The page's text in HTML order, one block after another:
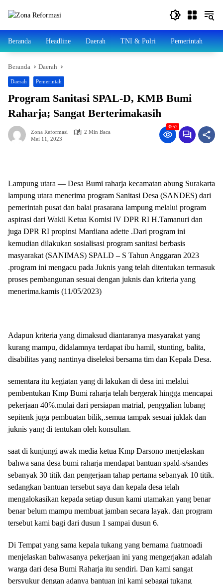
Beranda Headline Daerah TNI & Polri Pemerintah
Beranda Daerah
Daerah Pemerintah
Program Sanitasi SPAL-D, KMB Bumi
Raharja; Sangat Berterimakasih
Zona Reformasi
2 Min Baca
Mei 11, 2023
3952
Lampung utara — Desa Bumi raharja kecamatan abung Surakarta
lampung utara menerima program Sanitasi Desa (SANDES) dari
pemerintah pusat dan balai prasarana lampung melalui program
aspirasi dari Wakil Ketua Komisi lV DPR RI H.Tamanuri dan
juga DPR RI propinsi Mardiana adette .Dari program ini
kemudian dilakukan sosialisasi program sanitasi berbasis
masyarakat (SANIMAS) SPALD – S Tahun Anggaran 2023
.program ini mengacu pada Juknis yang telah ditentukan termasuk
proses pembangunan sesuai dengan juknis dan kriteria yang
menerima.kamis (11/05/2023)
Adapun kriteria yang dimaksud diantaranya masyarakat yang
kurang mampu, didalamnya terdapat ibu hamil, stunting, balita,
disabilitas yang nantinya diseleksi bersama tim dan Kepala Desa.
sementara itu kegiatan yang di lakukan di desa ini melalui
pembentukan Kmp Bumi raharja telah bergerak hingga mencapai
pekerjaan 40℅.mulai dari persiapan matrial, penggalian lubang
sepitenk juga pembuatan bilik,.semua tampak sesuai juklak dan
juknis yang di tentukan oleh konsultan.
saat di kunjungi awak media ketua Kmp Darsono menjelaskan
bahwa sana desa bumi raharja mendapat bantuan spald-s/sandes
sebanyak 30 titik dan pengerjaan tahap pertama sebanyak 10 titik.
sedangkan bantuan tersebut saya dan kepala desa telah
mengalokasikan kepada setiap dusun kami utamakan yang benar
benar belum mampu membuat jamban secara layak. dan program
tersebut kami bagi dari dusun 1 sampai dusun 6.
Di Tempat yang sama kepala tukang yang bernama fuatmoadi
menjelaskan bahwasanya pekerjaan ini yang mengerjakan adalah
warga dari desa Bumi Raharja itu sendiri. Dan kami sangat
bersyukur dengan adanya bantuan ini kami sebagai tukang